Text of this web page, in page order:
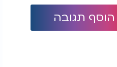
הוסף תגובה